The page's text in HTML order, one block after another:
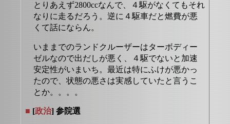
とりあえず2800ccなんで、４駆がなくてもそれ
なりに走るだろう。逆に４駆車だと燃費が悪
くて話にならん。
いままでのランドクルーザーはターボディー
ゼルなので出だしが悪く、４駆でないと加速
安定性がいまいち。最近は特にふけが悪かっ
たので、状態の悪さは実感していたと言うこ
とか。。。。
■ [政治] 参院選